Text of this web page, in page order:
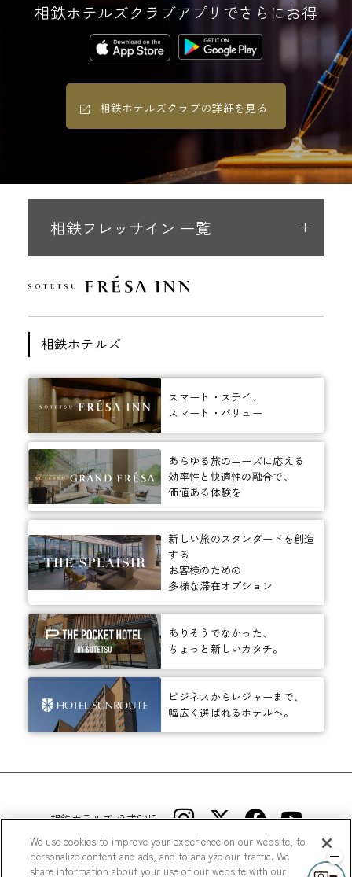
相鉄ホテルズクラブアプリでさらにお得
相鉄ホテルズクラブの詳細を見る
相鉄フレッサイン 一覧
相鉄ホテルズ
スマート・ステイ、
スマート・バリュー
あらゆる旅のニーズに応える
効率性と快適性の融合で、
価値ある体験を
新しい旅のスタンダードを創造
する
お客様のための
多様な滞在オプション
ありそうでなかった、
ちょっと新しいカタチ。
ビジネスからレジャーまで、
幅広く選ばれるホテルへ。
相鉄ホテルズ 公式SNS
We use cookies to improve your experience on our website, to
personalize content and ads, and to analyze our traffic. We
share information about your use of our website with our